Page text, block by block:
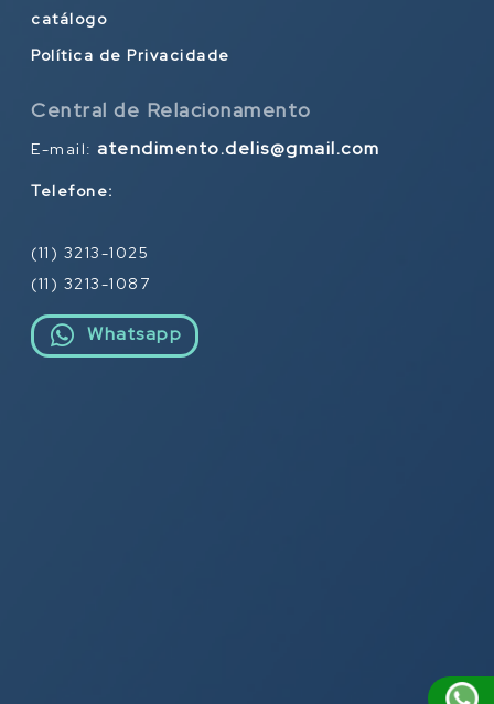
catálogo
Política de Privacidade
Central de Relacionamento
E-mail: atendimento.delis@gmail.com
Telefone:
(11) 3213-1025
(11) 3213-1087
Whatsapp